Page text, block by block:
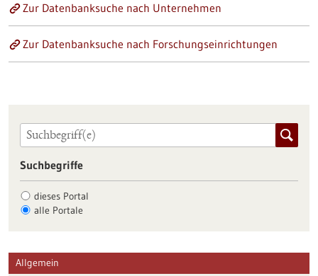
Zur Datenbanksuche nach Unternehmen
Zur Datenbanksuche nach Forschungseinrichtungen
Suchbegriffe
dieses Portal
alle Portale
Allgemein